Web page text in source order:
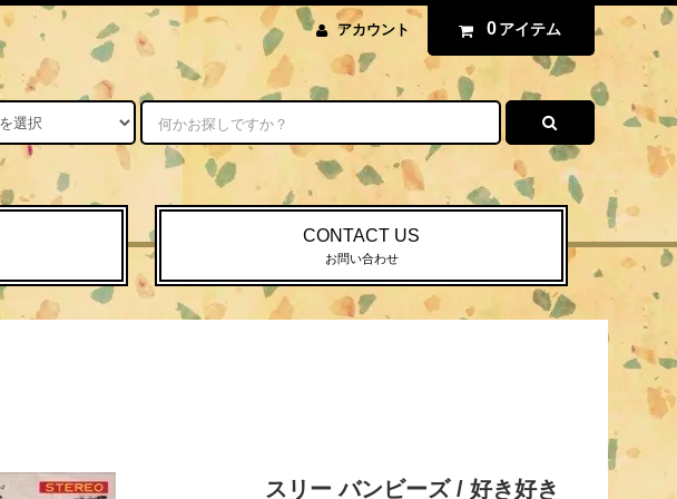
アカウント 0 アイテム
CONTACT US
お問い合わせ
スリー バンビーズ / 好き好き